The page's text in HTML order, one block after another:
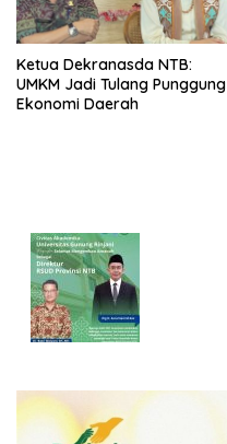
Ketua Dekranasda NTB:
UMKM Jadi Tulang Punggung
Ekonomi Daerah